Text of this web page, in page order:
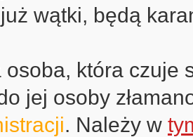
wątki, będą
osoba, która czuje
jej osoby
. Należy w